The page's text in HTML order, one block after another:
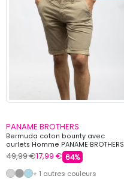
PANAME BROTHERS
Bermuda coton bounty avec
ourlets Homme PANAME BROTHERS
49,99 €17,99 € 64%
+ 1 autres couleurs